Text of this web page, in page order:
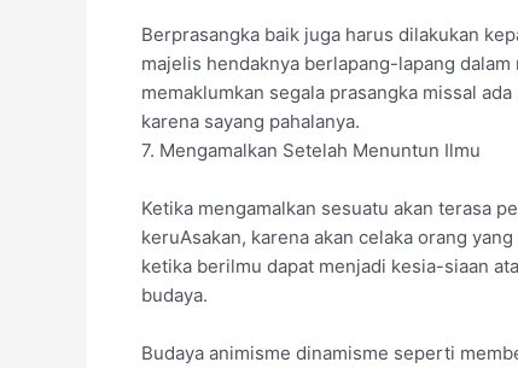
Berprasangka baik juga harus dilakukan
majelis hendaknya berlapang-lapang
memaklumkan segala prasangka missal
karena sayang pahalanya.
7. Mengamalkan Setelah Menuntun Ilmu
Ketika mengamalkan sesuatu akan terasa
keruAsakan, karena akan celaka orang
ketika berilmu dapat menjadi kesia-siaan
budaya.
Budaya animisme dinamisme seperti